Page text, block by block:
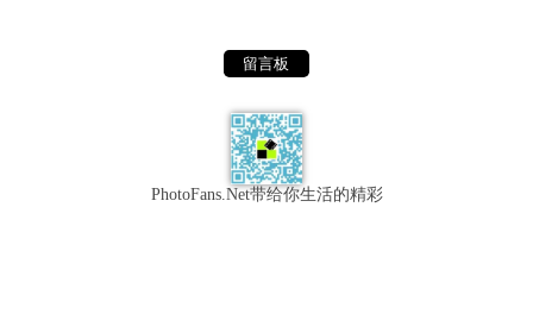
留言板
PhotoFans.Net带给你生活的精彩